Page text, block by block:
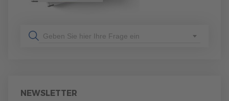
Geben Sie hier Ihre Frage ein
NEWSLETTER